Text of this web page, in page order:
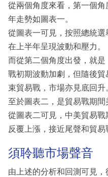
從兩個角度來看，第一個
年走勢如圖表一。
從圖表一可見，按照總統
在上半年呈現波動和壓力。
而從第二個角度出發，就
戰初期波動加劇，但隨後
束貿易戰，市場亦見底回升
至於圖表二，是貿易戰期間
從圖表二可見，中美貿易
反覆上漲，接近尾聲和貿易
須聆聽市場聲音
由上述的分析和回測可見